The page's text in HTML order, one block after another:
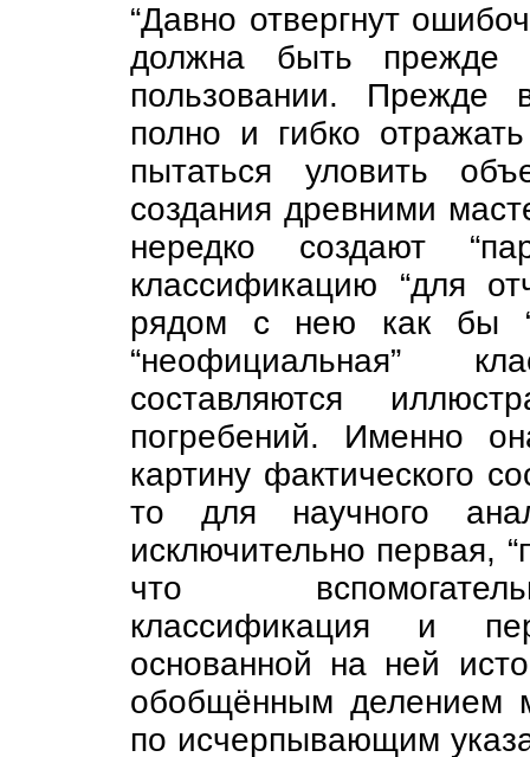
“Давно отвергнут
должна быть прежде
пользовании. Прежде
полно и гибко
пытаться уловить
создания древними
нередко создают
классификацию “для
рядом с нею как бы
“неофициальная”
составляются
погребений. Именно
картину фактического
то для научного
исключительно первая,
что
классификация и
основанной на ней
обобщённым делением
по исчерпывающим